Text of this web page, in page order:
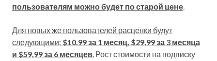
пользователям можно будет по старой цене.
Для новых же пользователей расценки будут
следующими: $10,99 за 1 месяц, $29,99 за 3 месяца
и $59,99 за 6 месяцев. Рост стоимости на подписку